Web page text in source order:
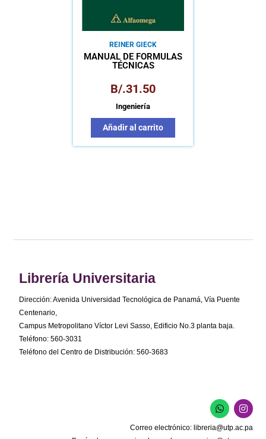
REINER GIECK
MANUAL DE FÓRMULAS
TÉCNICAS
B/.31.50
Ingeniería
Añadir al carrito
Librería Universitaria
Dirección: Avenida Universidad Tecnológica de Panamá, Vía Puente
Centenario,
Campus Metropolitano Víctor Levi Sasso, Edificio No.3 planta baja.
Teléfono: 560-3031
Teléfono del Centro de Distribución: 560-3683
W
h
a
t
I
n
s
t
Correo electrónico: libreria@utp.ac.pa